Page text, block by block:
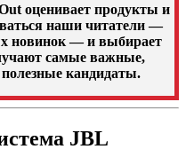
оценивает продукты и
наши читатели —
новинок — и выбирает
самые важные,
кандидаты.
JBL